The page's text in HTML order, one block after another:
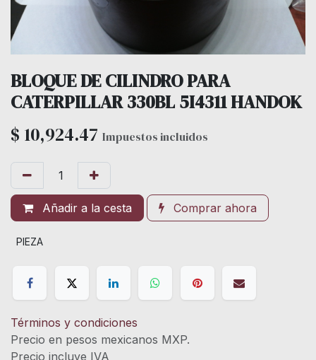
BLOQUE DE CILINDRO PARA
CATERPILLAR 330BL 5I4311 HANDOK
$ 10,924.47 Impuestos incluidos
Añadir a la cesta Comprar ahora
PIEZA
Términos y condiciones
Precio en pesos mexicanos MXP.
Precio incluye IVA